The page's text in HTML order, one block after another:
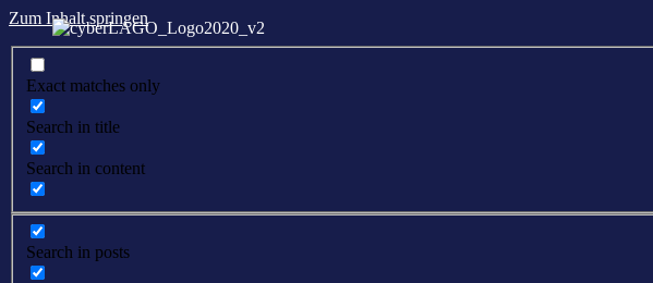
Zum Inhalt springen
Exact matches only
Search in title
Search in content
Search in posts